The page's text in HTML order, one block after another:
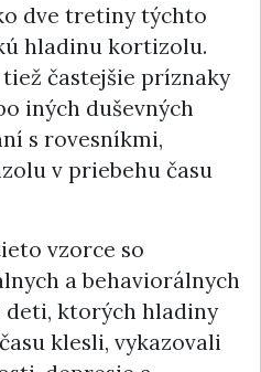
dve tretiny týchto
hladinu kortizolu.
častejšie príznaky
iných duševných
s rovesníkmi,
v priebehu času
vzorce so
a behaviorálnych
deti, ktorých hladiny
klesli, vykazovali